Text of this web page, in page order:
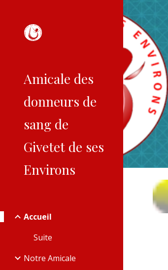
Amicale des
donneurs de
sang de
Givetet de ses
Environs
Accueil
Suite
Notre Amicale